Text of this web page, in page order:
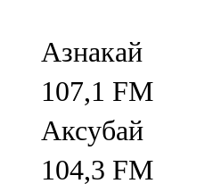
Азнакай
107,1 FM
Аксубай
104,3 FM